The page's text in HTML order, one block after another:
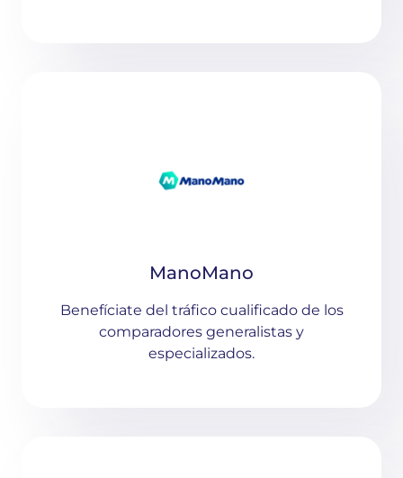
ManoMano
Benefíciate del tráfico cualificado de los
comparadores generalistas y
especializados.